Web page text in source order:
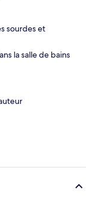
sourdes et
la salle de bains